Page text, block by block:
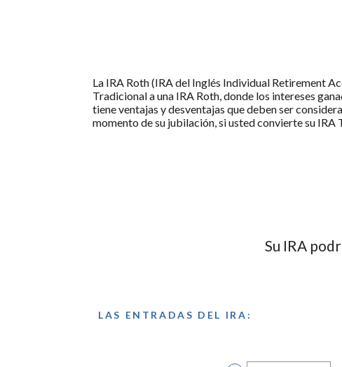
La IRA Roth (IRA del Inglés Individual Retirement
Tradicional a una IRA Roth, donde los intereses
tiene ventajas y desventajas que deben ser
momento de su jubilación, si usted convierte su IRA
Su IRA
LAS ENTRADAS DEL IRA: